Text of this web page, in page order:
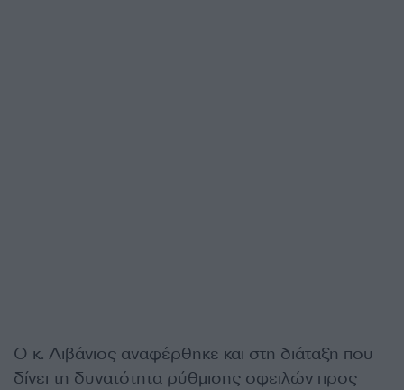
Ο κ. Λιβάνιος αναφέρθηκε και στη διάταξη που
δίνει τη δυνατότητα ρύθμισης οφειλών προς